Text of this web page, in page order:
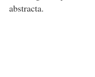
abstracta.